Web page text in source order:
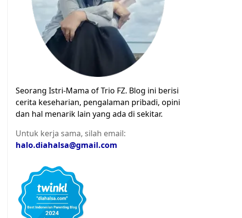
Seorang Istri-Mama of Trio FZ. Blog ini berisi
cerita keseharian, pengalaman pribadi, opini
dan hal menarik lain yang ada di sekitar.
Untuk kerja sama, silah email:
halo.diahalsa@gmail.com